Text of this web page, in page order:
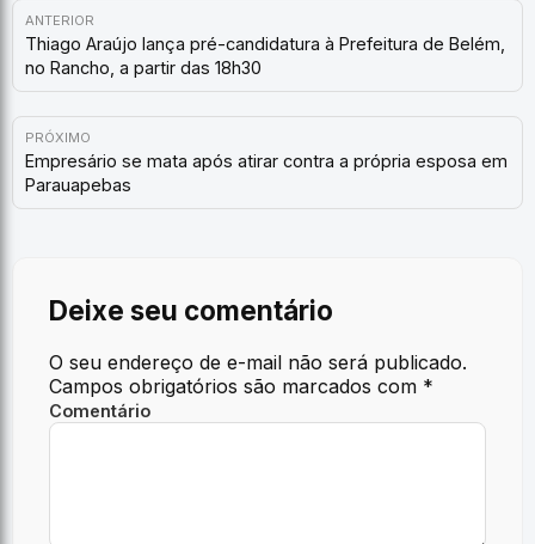
ANTERIOR
Thiago Araújo lança pré-candidatura à Prefeitura de Belém,
no Rancho, a partir das 18h30
PRÓXIMO
Empresário se mata após atirar contra a própria esposa em
Parauapebas
Deixe seu comentário
O seu endereço de e-mail não será publicado.
Campos obrigatórios são marcados com *
Comentário